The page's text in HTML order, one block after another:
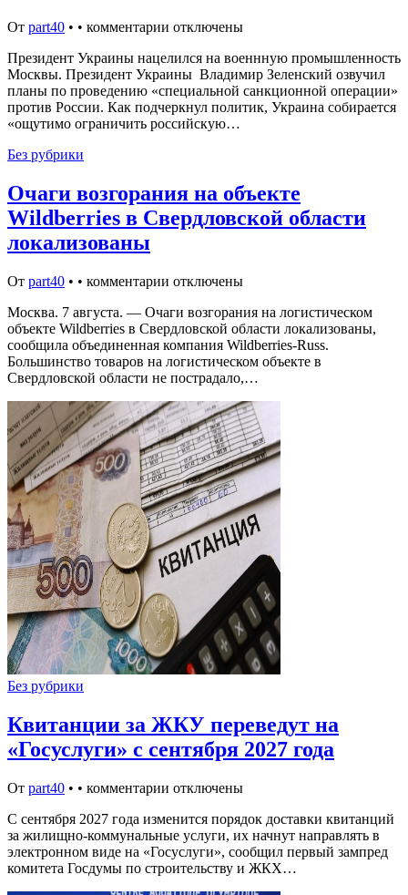
От part40 • • комментарии отключены
Президент Украины нацелился на военнную промышленность
Москвы. Президент Украины Владимир Зеленский озвучил
планы по проведению «специальной санкционной операции»
против России. Как подчеркнул политик, Украина собирается
«ощутимо ограничить российскую…
Без рубрики
Очаги возгорания на объекте
Wildberries в Свердловской области
локализованы
От part40 • • комментарии отключены
Москва. 7 августа. — Очаги возгорания на логистическом
объекте Wildberries в Свердловской области локализованы,
сообщила объединенная компания Wildberries-Russ.
Большинство товаров на логистическом объекте в
Свердловской области не пострадало,…
Без рубрики
Квитанции за ЖКУ переведут на
«Госуслуги» с сентября 2027 года
От part40 • • комментарии отключены
С сентября 2027 года изменится порядок доставки квитанций
за жилищно-коммунальные услуги, их начнут направлять в
электронном виде на «Госуслуги», сообщил первый зампред
комитета Госдумы по строительству и ЖКХ…